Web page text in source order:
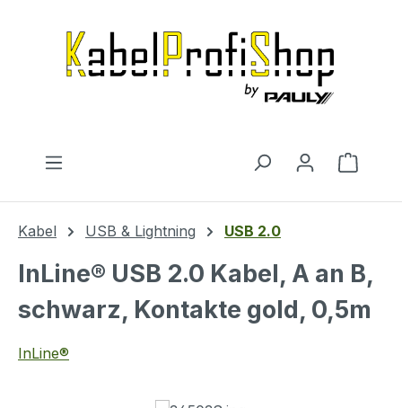
Kabel USB & Lightning USB 2.0
InLine® USB 2.0 Kabel, A an B,
schwarz, Kontakte gold, 0,5m
InLine®